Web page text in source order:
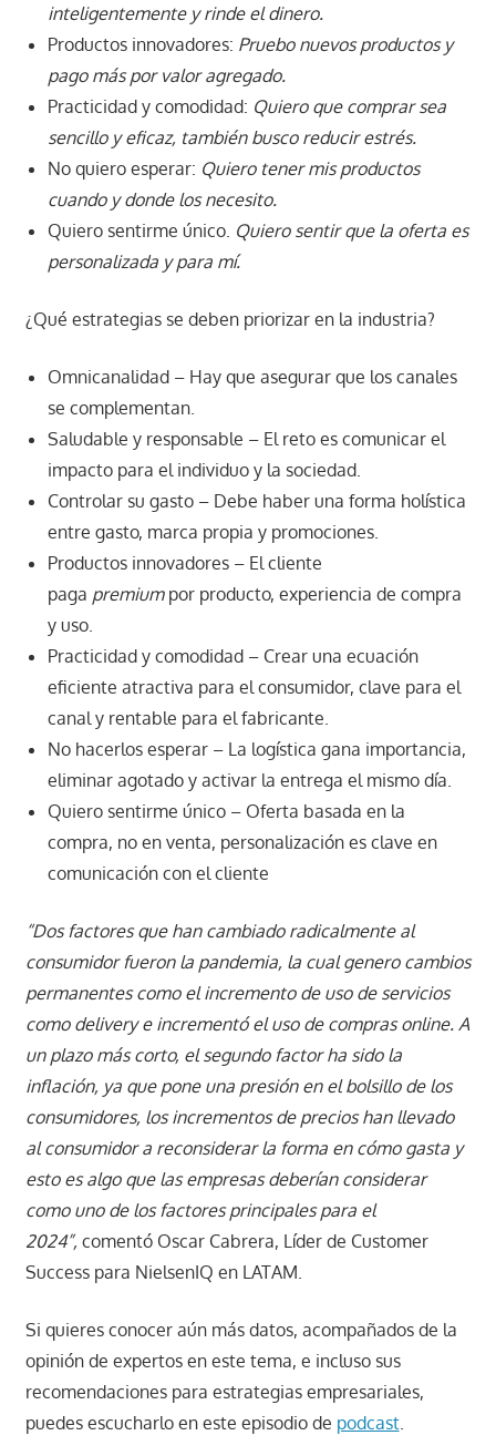
inteligentemente y rinde el dinero.
Productos innovadores: Pruebo nuevos productos y
pago más por valor agregado.
Practicidad y comodidad: Quiero que comprar sea
sencillo y eficaz, también busco reducir estrés.
No quiero esperar: Quiero tener mis productos
cuando y donde los necesito.
Quiero sentirme único. Quiero sentir que la oferta es
personalizada y para mí.
¿Qué estrategias se deben priorizar en la industria?
Omnicanalidad – Hay que asegurar que los canales
se complementan.
Saludable y responsable – El reto es comunicar el
impacto para el individuo y la sociedad.
Controlar su gasto – Debe haber una forma holística
entre gasto, marca propia y promociones.
Productos innovadores – El cliente
paga premiumpor producto, experiencia de compra
y uso.
Practicidad y comodidad – Crear una ecuación
eficiente atractiva para el consumidor, clave para el
canal y rentable para el fabricante.
No hacerlos esperar – La logística gana importancia,
eliminar agotado y activar la entrega el mismo día.
Quiero sentirme único – Oferta basada en la
compra, no en venta, personalización es clave en
comunicación con el cliente
“Dos factores que han cambiado radicalmente al
consumidor fueron la pandemia, la cual genero cambios
permanentes como el incremento de uso de servicios
como delivery e incrementó el uso de compras online. A
un plazo más corto, el segundo factor ha sido la
inflación, ya que pone una presión en el bolsillo de los
consumidores, los incrementos de precios han llevado
al consumidor a reconsiderar la forma en cómo gasta y
esto es algo que las empresas deberían considerar
como uno de los factores principales para el
2024”, comentó Oscar Cabrera, Líder de Customer
Success para NielsenIQ en LATAM.
Si quieres conocer aún más datos, acompañados de la
opinión de expertos en este tema, e incluso sus
recomendaciones para estrategias empresariales,
puedes escucharlo en este episodio de podcast.